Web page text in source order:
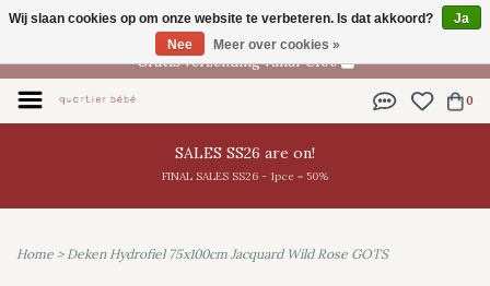
NL
Gratis verzending vanaf €100
0
SALES SS26 are on!
FINAL SALES SS26 - 1pce = 50%
Home > Deken Hydrofiel 75x100cm Jacquard Wild Rose GOTS
Wij slaan cookies op om onze website te verbeteren. Is dat akkoord?
Ja
Nee
Meer over cookies »